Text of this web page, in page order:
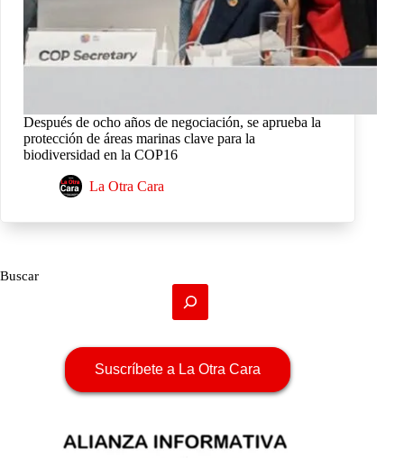
Después de ocho años de negociación, se aprueba la
protección de áreas marinas clave para la
biodiversidad en la COP16
La Otra Cara
Buscar
Suscríbete a La Otra Cara